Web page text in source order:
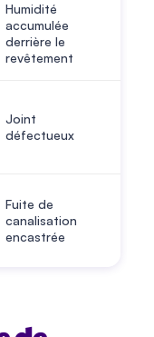
Humidité
accumulée
derrière le
revêtement
Joint
défectueux
Fuite de
canalisation
encastrée